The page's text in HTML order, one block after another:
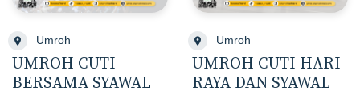
Umroh
UMROH CUTI
BERSAMA SYAWAL
Umroh
UMROH CUTI HARI
RAYA DAN SYAWAL